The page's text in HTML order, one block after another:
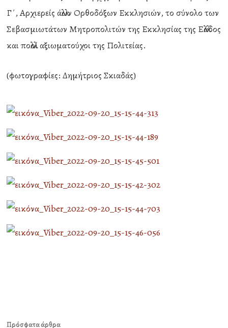
Γ΄, Αρχιερείς άλλων Ορθοδόξων Εκκλησιών, το σύνολο των
Σεβασμιωτάτων Μητροπολιτών της Εκκλησίας της Ελλάδος
και πολλοί αξιωματούχοι της Πολιτείας.
(φωτογραφίες: Δημήτριος Σκιαδάς)
Πρόσφατα άρθρα